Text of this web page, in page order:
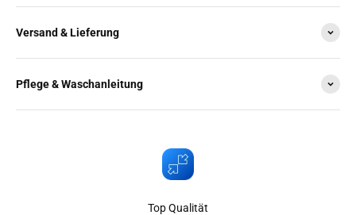
Versand & Lieferung
Pflege & Waschanleitung
Top Qualität